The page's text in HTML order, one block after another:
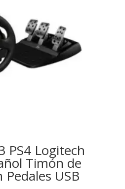
PS4 Logitech
Timón de
Pedales USB